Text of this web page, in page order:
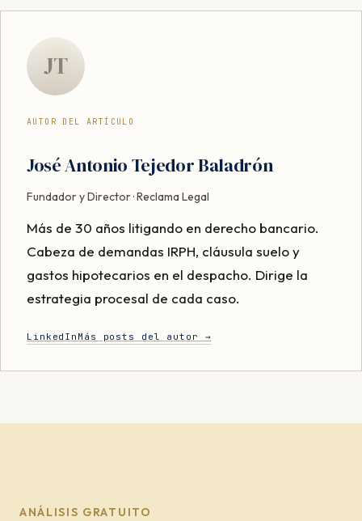
JT
AUTOR DEL ARTÍCULO
José Antonio Tejedor Baladrón
Fundador y Director · Reclama Legal
Más de 30 años litigando en derecho bancario.
Cabeza de demandas IRPH, cláusula suelo y
gastos hipotecarios en el despacho. Dirige la
estrategia procesal de cada caso.
LinkedIn Más posts del autor →
ANÁLISIS GRATUITO